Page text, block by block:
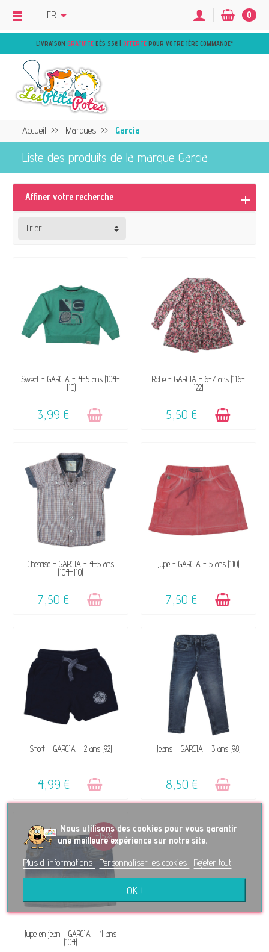
LIVRAISON GRATUITE DÈS 55€ | OFFERTE POUR VOTRE 1ÈRE COMMANDE*
FR 0
Accueil Marques Garcia
Liste des produits de la marque Garcia
Affiner votre recherche
Trier
VENDU, VICTIME DE SON
SUCCÈS ☺
Sweat - GARCIA - 4-5 ans (104-
110)
3,99 €
DISPONIBLE
Robe - GARCIA - 6-7 ans (116-
122)
5,50 €
VENDU, VICTIME DE SON
SUCCÈS ☺
Chemise - GARCIA - 4-5 ans
(104-110)
7,50 €
DISPONIBLE
Jupe - GARCIA - 5 ans (110)
7,50 €
VENDU, VICTIME DE SON
Short - GARCIA - 2 ans (92)
4,99 €
VENDU, VICTIME DE SON
Jeans - GARCIA - 3 ans (98)
8,50 €
-15%
DISPONIBLE
Jupe en jean - GARCIA - 4 ans
(104)
Nous utilisons des cookies pour vous garantir
une meilleure expérience sur notre site.
Plus d'informations
Personnaliser les cookies Rejeter tout
OK !